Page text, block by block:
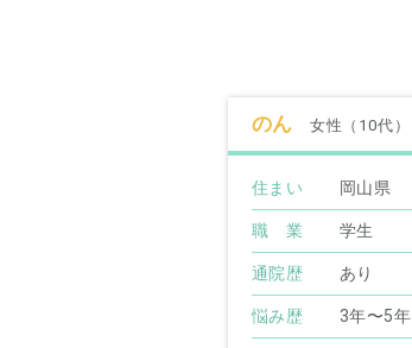
のん 女性（10代）
住まい 岡山県
職 業 学生
通院歴 あり
悩み歴 3年〜5年